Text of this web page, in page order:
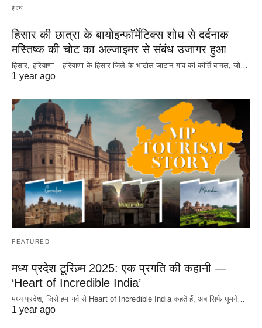
हेल्थ
हिसार की छात्रा के बायोइन्फॉर्मेटिक्स शोध से दर्दनाक
मस्तिष्क की चोट का अल्जाइमर से संबंध उजागर हुआ
हिसार, हरियाणा – हरियाणा के हिसार जिले के भाटोल जाटान गांव की कीर्ति बामल, जो…
1 year ago
FEATURED
मध्य प्रदेश टूरिज़्म 2025: एक प्रगति की कहानी —
‘Heart of Incredible India’
मध्य प्रदेश, जिसे हम गर्व से Heart of Incredible India कहते हैं, अब सिर्फ घूमने…
1 year ago